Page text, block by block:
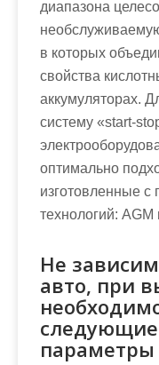
диапазона
в которых
свойства
аккумуляторах.
систему «start-
оптимально
изготовленные
технологий: AGM
Не
авто, при
параметры